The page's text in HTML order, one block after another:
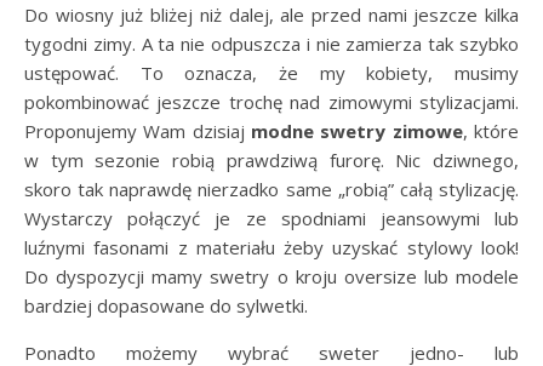
Do wiosny już bliżej niż dalej, ale przed nami jeszcze kilka
tygodni zimy. A ta nie odpuszcza i nie zamierza tak szybko
ustępować. To oznacza, że my kobiety, musimy
pokombinować jeszcze trochę nad zimowymi stylizacjami.
Proponujemy Wam dzisiaj modne swetry zimowe, które
w tym sezonie robią prawdziwą furorę. Nic dziwnego,
skoro tak naprawdę nierzadko same „robią” całą stylizację.
Wystarczy połączyć je ze spodniami jeansowymi lub
luźnymi fasonami z materiału żeby uzyskać stylowy look!
Do dyspozycji mamy swetry o kroju oversize lub modele
bardziej dopasowane do sylwetki.
Ponadto możemy wybrać sweter jedno- lub